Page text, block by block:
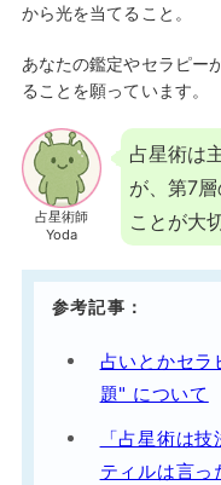
から光を当てること。
あなたの鑑定やセラピー
ることを願っています。
占星術師
Yoda
占星術は
が、第7
ことが大
参考記事：
占いとかセラ
題" について
「占星術は
ティルは言っ